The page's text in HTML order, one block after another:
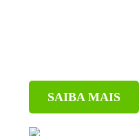
SAIBA MAIS